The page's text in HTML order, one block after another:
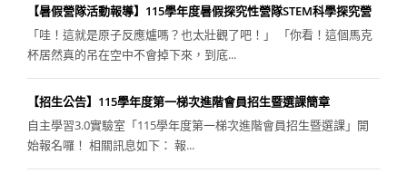
【暑假營隊活動報導】115學年度暑假探究性營隊STEM科學探究營
「哇！這就是原子反應爐嗎？也太壯觀了吧！」 「你看！這個馬克
杯居然真的吊在空中不會掉下來，到底...
【招生公告】115學年度第一梯次進階會員招生暨選課簡章
自主學習3.0實驗室「115學年度第一梯次進階會員招生暨選課」開
始報名囉！ 相關訊息如下： 報...